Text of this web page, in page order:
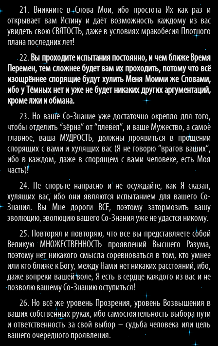
21. Вникните в Слова Мои, ибо простота Их как раз и
открывает вам Истину и даёт возможность каждому из вас
увидеть свою СВЯТОСТЬ, даже в условиях мракобесия Плотного
плана последних лет!
22. Вы проходите испытания постоянно, и чем ближе Время
Перемен, тем сложнее будет вам их проходить, потому что всё
изощрённее спорящие будут хулить Меня Моими же Словами,
ибо у Тёмных нет и уже не будет никаких других аргументаций,
кроме лжи и обмана.
23. Но ваше Со-Знание уже достаточно окрепло для того,
чтобы отделить “зёрна” от “плевел”, и ваше Мужество, а самое
главное, ваша МУДРОСТЬ, должны проявиться в прощении
спорящих с вами и хулящих вас (Я не говорю “врагов ваших”,
ибо в каждом, даже в спорящем с вами человеке, есть Моя
часть)!
24. Не спорьте напрасно и не осуждайте, как Я сказал,
хулящих вас, ибо они являются испытанием для вашего Со-
Знания. Вы Мне дороги ВСЕ, поэтому затормозить вашу
эволюцию, эволюцию вашего Со-Знания уже не удастся никому.
25. Повторял и повторяю, что все вы представляете собой
Великую МНОЖЕСТВЕННОСТЬ проявлений Высшего Разума,
поэтому нет никакого смысла соревноваться в том, кто умнее
или кто ближе к Богу, между Нами нет никаких расстояний, ибо,
даже вопреки вашей воле, Я есть в сердце каждого из вас и не
позволю вашему Со-Знанию оступиться!
26. Но всё же уровень Прозрения, уровень Возвышения в
ваших собственных руках, ибо самостоятельность выбора пути
и ответственность за свой выбор – судьба человека или цель
вашего очередного проявления.